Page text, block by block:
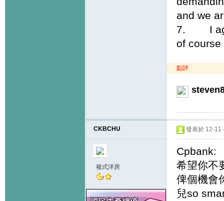
and we
7. I
of course
點評
CKBCHU
複式洋房
發表於 12-
Cpbank:
希望你不
俾個機會
兒so